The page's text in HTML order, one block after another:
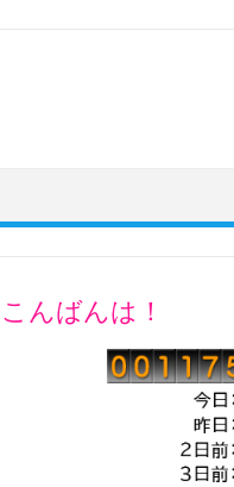
こんばんは！